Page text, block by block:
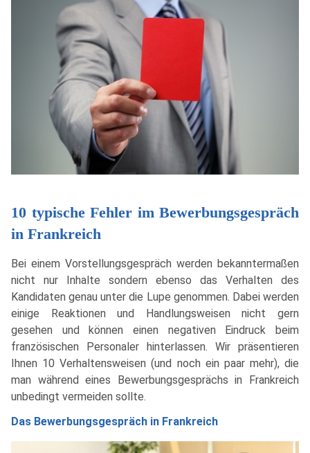
10 typische Fehler im Bewerbungsgespräch
in Frankreich
Bei einem Vorstellungsgespräch werden bekanntermaßen
nicht nur Inhalte sondern ebenso das Verhalten des
Kandidaten genau unter die Lupe genommen. Dabei werden
einige Reaktionen und Handlungsweisen nicht gern
gesehen und können einen negativen Eindruck beim
französischen Personaler hinterlassen. Wir präsentieren
Ihnen 10 Verhaltensweisen (und noch ein paar mehr), die
man während eines Bewerbungsgesprächs in Frankreich
unbedingt vermeiden sollte.
Das Bewerbungsgespräch in Frankreich